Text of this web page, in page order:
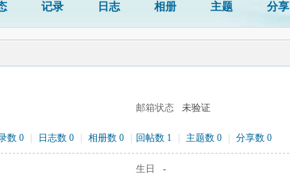
记录 日志 相册 主题 分享
邮箱状态 未验证
数 0 日志数 0 相册数 0 回帖数 1 主题数 0 分享数 0
生日
-